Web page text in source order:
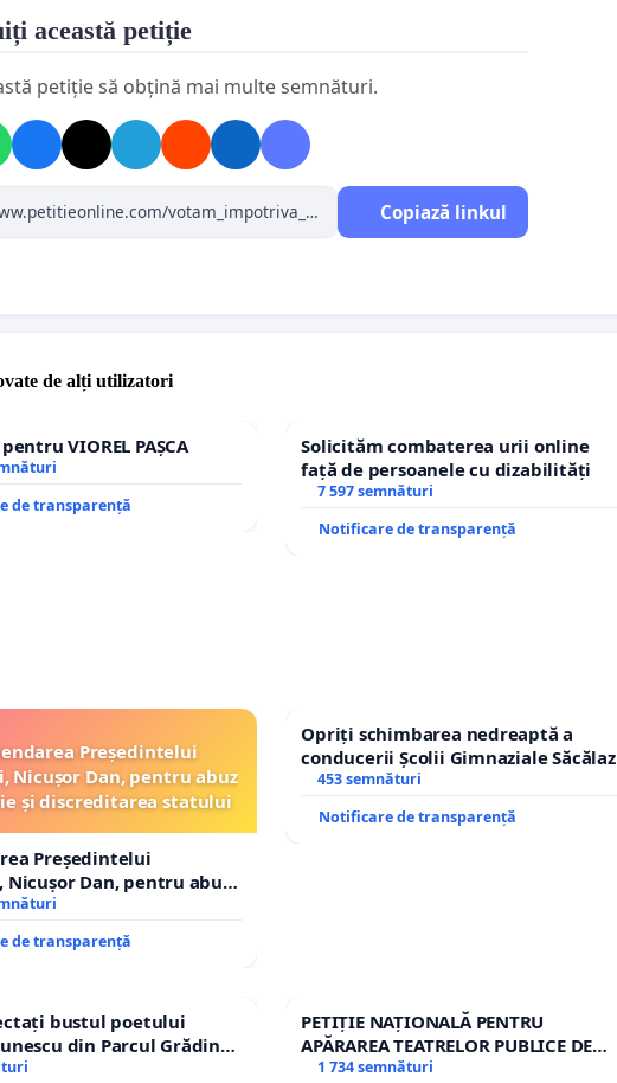
această petiție
petiție să obțină mai multe semnături.
Copiază linkul
de alți utilizatori
VIOREL PAȘCA
de transparență
Solicităm combaterea urii online
față de persoanele cu dizabilități
7 597 semnături
Notificare de transparență
Președintelui
Nicușor Dan, pentru abuz
și discreditarea statului
Președintelui
Nicușor Dan, pentru abuz
și discreditarea statului
de transparență
Opriți schimbarea nedreaptă a
conducerii Școlii Gimnaziale Săcălaz
453 semnături
Notificare de transparență
bustul poetului
din Parcul Grădina
cenzurii culturale!
PETIȚIE NAȚIONALĂ PENTRU
APĂRAREA TEATRELOR PUBLICE DE
REPERTORIU DIN ROMÂNIA
1 734 semnături